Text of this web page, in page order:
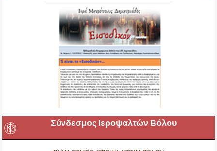
Σύνδεσμος Ιεροψαλτών Βόλου